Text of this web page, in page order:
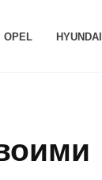
OPEL HYUNDAI